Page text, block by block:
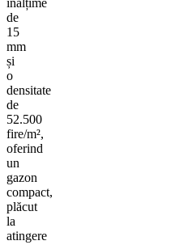
înălțime
de
15
mm
și
o
densitate
de
52.500
fire/m²,
oferind
un
gazon
compact,
plăcut
la
atingere